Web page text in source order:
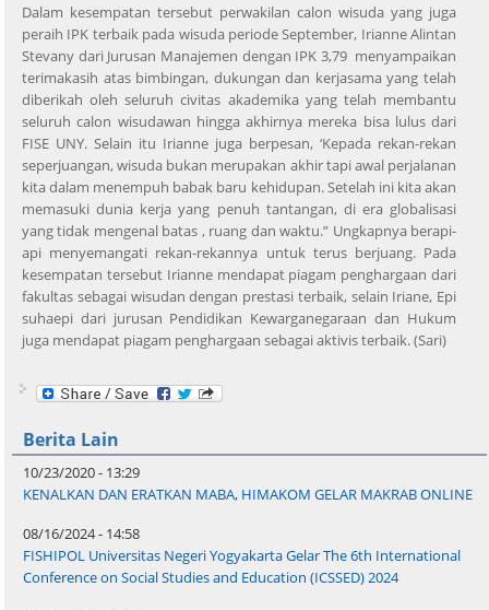
Dalam kesempatan tersebut perwakilan calon wisuda yang juga
peraih IPK terbaik pada wisuda periode September, Irianne Alintan
Stevany dari Jurusan Manajemen dengan IPK 3,79 menyampaikan
terimakasih atas bimbingan, dukungan dan kerjasama yang telah
diberikah oleh seluruh civitas akademika yang telah membantu
seluruh calon wisudawan hingga akhirnya mereka bisa lulus dari
FISE UNY. Selain itu Irianne juga berpesan, ‘Kepada rekan-rekan
seperjuangan, wisuda bukan merupakan akhir tapi awal perjalanan
kita dalam menempuh babak baru kehidupan. Setelah ini kita akan
memasuki dunia kerja yang penuh tantangan, di era globalisasi
yang tidak mengenal batas , ruang dan waktu.” Ungkapnya berapi-
api menyemangati rekan-rekannya untuk terus berjuang. Pada
kesempatan tersebut Irianne mendapat piagam penghargaan dari
fakultas sebagai wisudan dengan prestasi terbaik, selain Iriane, Epi
suhaepi dari jurusan Pendidikan Kewarganegaraan dan Hukum
juga mendapat piagam penghargaan sebagai aktivis terbaik. (Sari)
Berita Lain
10/23/2020 - 13:29
KENALKAN DAN ERATKAN MABA, HIMAKOM GELAR MAKRAB ONLINE
08/16/2024 - 14:58
FISHIPOL Universitas Negeri Yogyakarta Gelar The 6th International
Conference on Social Studies and Education (ICSSED) 2024